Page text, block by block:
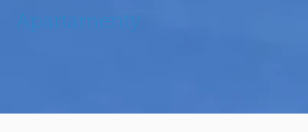
Apartamenty